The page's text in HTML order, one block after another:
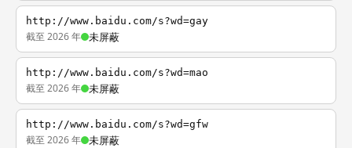
http://www.baidu.com/s?wd=gay
截至 2026 年 未屏蔽
http://www.baidu.com/s?wd=mao
截至 2026 年 未屏蔽
http://www.baidu.com/s?wd=gfw
截至 2026 年 未屏蔽